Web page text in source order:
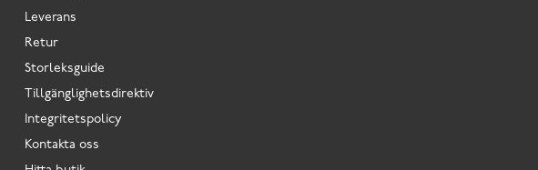
Leverans
Retur
Storleksguide
Tillgänglighetsdirektiv
Integritetspolicy
Kontakta oss